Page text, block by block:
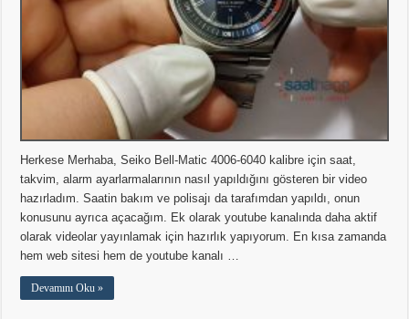
Herkese Merhaba, Seiko Bell-Matic 4006-6040 kalibre için saat,
takvim, alarm ayarlarmalarının nasıl yapıldığını gösteren bir video
hazırladım. Saatin bakım ve polisajı da tarafımdan yapıldı, onun
konusunu ayrıca açacağım. Ek olarak youtube kanalında daha aktif
olarak videolar yayınlamak için hazırlık yapıyorum. En kısa zamanda
hem web sitesi hem de youtube kanalı …
Devamını Oku »